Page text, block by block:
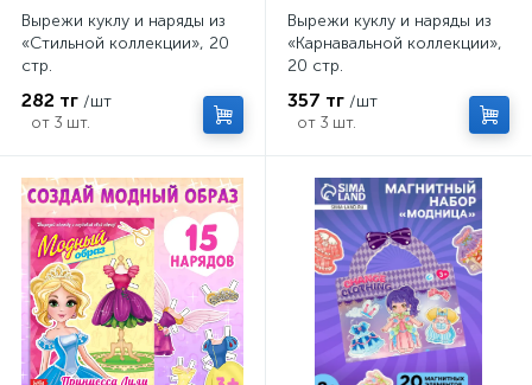
Вырежи куклу и наряды из
«Стильной коллекции», 20
стр.
282 тг /шт
от 3 шт.
Вырежи куклу и наряды из
«Карнавальной коллекции»,
20 стр.
357 тг /шт
от 3 шт.